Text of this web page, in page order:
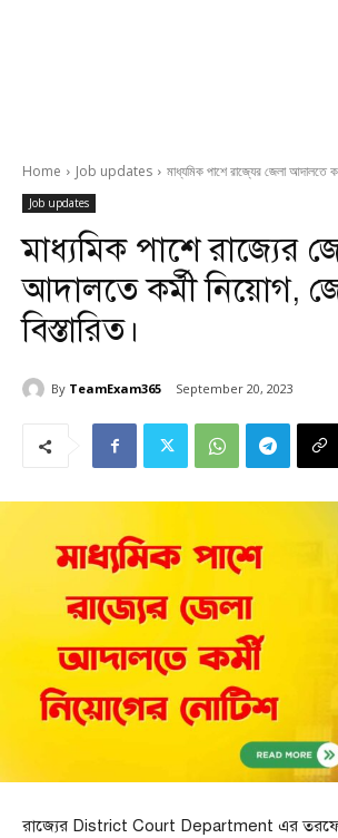
Home Job updates মাধ্যমিক পাশে রাজ্যের জেলা আদালতে
Job updates
মাধ্যমিক পাশে রাজ্যের
আদালতে কর্মী নিয়োগ,
বিস্তারিত।
By TeamExam365 September 20, 2023
রাজ্যের District Court Department এর তরফে